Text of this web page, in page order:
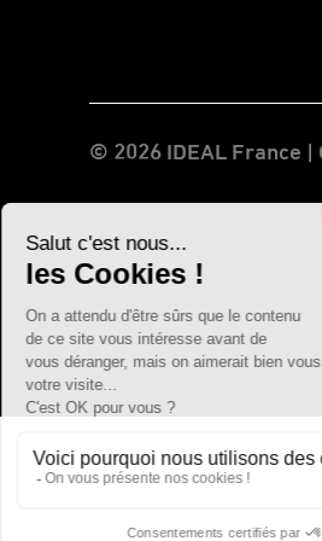
© 2026 IDEAL France |